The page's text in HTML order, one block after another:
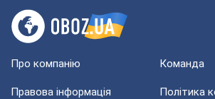
Про компанію Команда
Правова інформація Політика